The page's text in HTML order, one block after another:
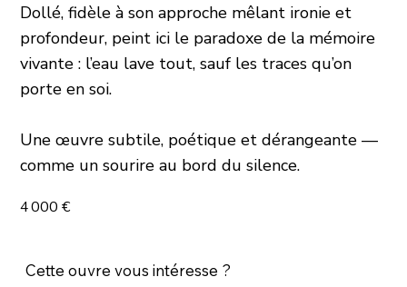
Dollé, fidèle à son approche mêlant ironie et
profondeur, peint ici le paradoxe de la mémoire
vivante : l’eau lave tout, sauf les traces qu’on
porte en soi.
Une œuvre subtile, poétique et dérangeante —
comme un sourire au bord du silence.
4 000 €
Cette ouvre vous intéresse ?